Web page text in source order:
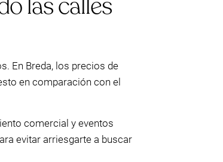
En Breda, los precios de
en comparación con el
comercial y eventos
evitar arriesgarte a buscar